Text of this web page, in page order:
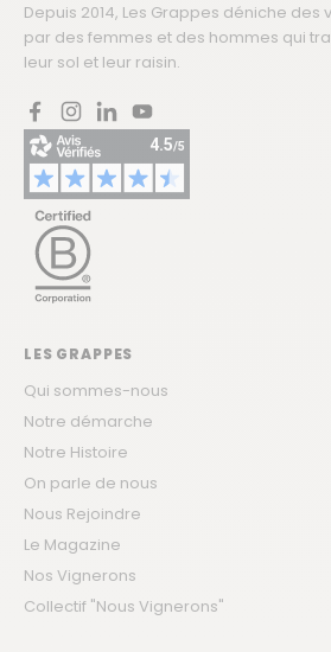
Depuis 2014, Les Grappes déniche des
par des femmes et des hommes qui
leur sol et leur raisin.
FacebookInstagram
LinkedInYouTube
LES GRAPPES
Qui sommes-nous
Notre démarche
Notre Histoire
On parle de nous
Nous Rejoindre
Le Magazine
Nos Vignerons
Collectif "Nous Vignerons"